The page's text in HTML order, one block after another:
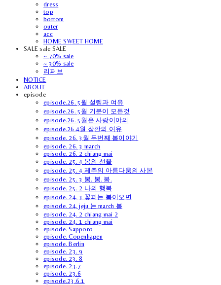
dress
top
bottom
outer
acc
HOME SWEET HOME
SALE sale SALE
~ 70% sale
~ 30% sale
리퍼브
NOTICE
ABOUT
episode
episode.26. 5월 설렘과 여유
episode.26. 5월 기분이 모든것
episode.26. 5월은 사랑이야의
episode.26.4월 잠깐의 여유
episode. 26. 3월 두번째 봄이야기
episode. 26. 3 march
episode. 26. 2 chiang mai
episode. 25. 4 봄의 선율
episode. 25. 4 제주의 아름다움의 사본
episode. 25. 3 봄. 봄. 봄.
episode. 25. 2 나의 행복
episode. 24. 3 꽃피는 봄이오면
episode. 24. jeju 는 march 봄
episode. 24. 2 chiang mai 2
episode. 24. 1 chiang mai
episode. Sapporo
episode. Copenhagen
episode. Berlin
episode. 23. 9
episode. 23. 8
episode. 23.7
episode. 23.6
episode.23.6.1